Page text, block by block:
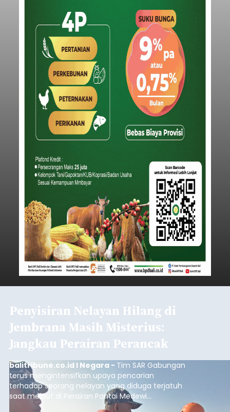
Penyisiran Nelayan Hilang di
Jembrana Masih Misterius:
Jangkau Perairan Perancak
balitribune.co.id I Negara - Tim SAR Gabungan
terus mengintensifkan upaya pencarian
terhadap seorang nelayan yang diduga terjatuh
saat melaut di Perairan Pantai Medewi
Pekutatan. Hari keenam operasi pencarian Kamis